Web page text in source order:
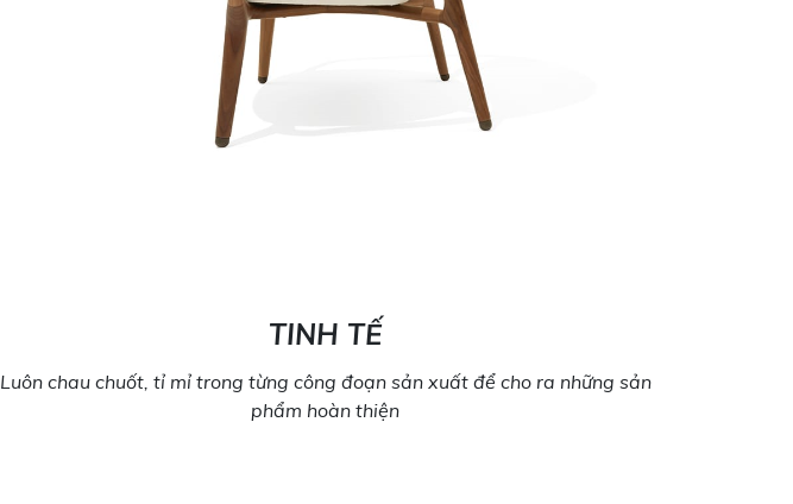
TINH TẾ
Luôn chau chuốt, tỉ mỉ trong từng công đoạn sản xuất để cho ra những sản
phẩm hoàn thiện